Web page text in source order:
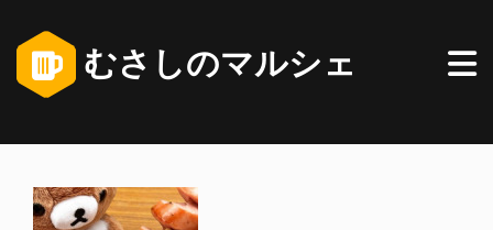
むさしのマルシェ